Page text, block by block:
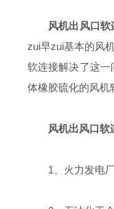
风机出风口软
zui早zui基本的风
软连接解决了这一
体橡胶硫化的风机
风机出风口软
1、火力发电厂